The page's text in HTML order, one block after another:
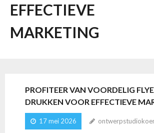
EFFECTIEVE
MARKETING
PROFITEER VAN VOORDELIG
DRUKKEN VOOR EFFECTIEVE
17 mei 2026